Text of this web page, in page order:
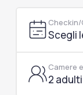
Scegli
Camere
2 adulti